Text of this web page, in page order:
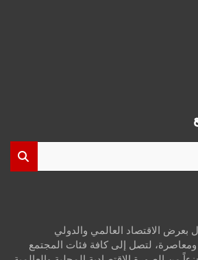
بعرض الاقتصاد العالمي والدولي
لتصل إلى كافة فئات المجتمع